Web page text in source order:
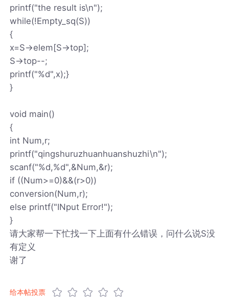
printf("the result is\n");
while(!Empty_sq(S))
{
x=S->elem[S->top];
S->top--;
printf("%d",x);}
}
void main()
{
int Num,r;
printf("qingshuruzhuanhuanshuzhi\n");
scanf("%d,%d",&Num,&r);
if ((Num>=0)&&(r>0))
conversion(Num,r);
else printf("INput Error!");
}
请大家帮一下忙找一下上面有什么错误，问什么说S没
有定义
谢了
给本帖投票